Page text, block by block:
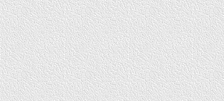
гения, в то время как американцы с их конкуренцией, которая просто
выдавливает на поверхность сильнейших, пару Фелпсов или Лохти
иметь всегда. А весь медальный зачет и делают единицы вроде них, в
которых отменные физические данные сочетаются с чемпионской
психологией. И в этом тоже заслуга конкуренции. Ведь если гений
знают: не дай бог ему осечься — за ним провал. И его берегут от
сквозняка, создают тепличные условия. Сначала это спортсмена
расслабляет, потом перенапрягает, ведь он понимает, что на него
надеется вся страна и надо надежды оправдывать, а созданные
отрабатывать. Тут многие ломаются, даже будучи в хорошей форме.
Поэтому так давно нет золота.